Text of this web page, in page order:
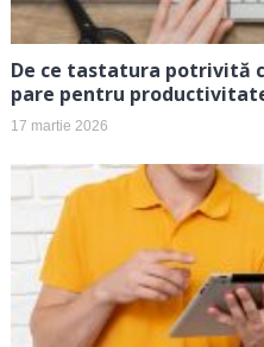
De ce tastatura potrivită
pare pentru
17 martie 2026